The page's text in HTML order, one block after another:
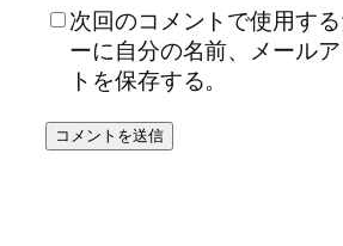
次回のコメントで使用す
ーに自分の名前、メール
トを保存する。